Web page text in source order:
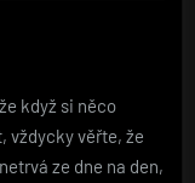
když si něco
vždycky věřte, že
ze dne na den,